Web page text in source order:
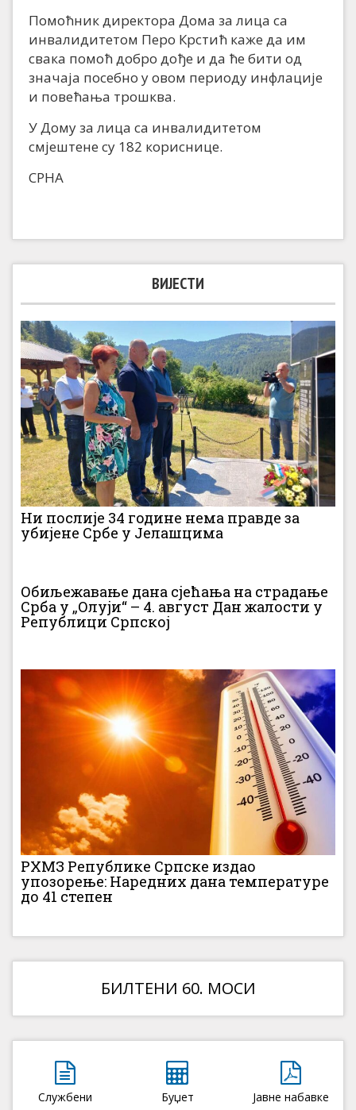
Помоћник директора Дома за лица са
инвалидитетом Перо Крстић каже да им
свака помоћ добро дође и да ће бити од
значаја посебно у овом периоду инфлације
и повећања трошква.
У Дому за лица са инвалидитетом
смјештене су 182 кориснице.
СРНА
ВИЈЕСТИ
Ни послије 34 године нема правде за
убијене Србе у Јелашцима
Обиљежавање дана сјећања на страдање
Срба у „Олуји“ – 4. август Дан жалости у
Републици Српској
РХМЗ Републике Српске издао
упозорење: Наредних дана температуре
до 41 степен
БИЛТЕНИ 60. МОСИ
Службени
Буџет Јавне набавке